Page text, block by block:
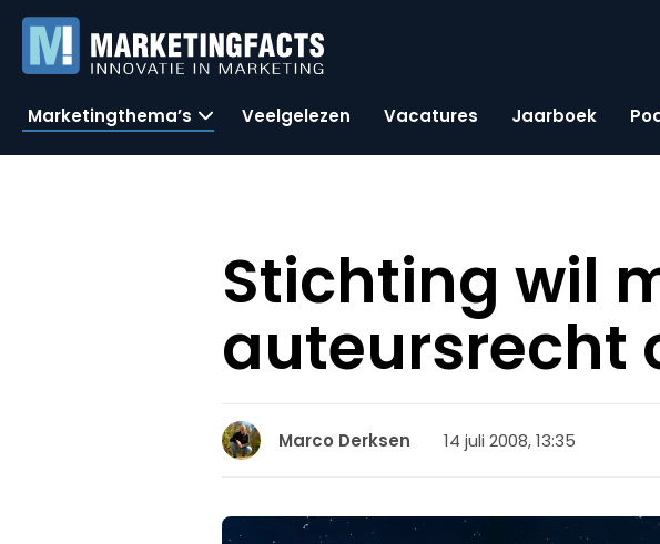
Marketingthema’s Veelgelezen Vacatures Jaarboek
Stichting wil
auteursrecht
Marco Derksen 14 juli 2008, 13:35